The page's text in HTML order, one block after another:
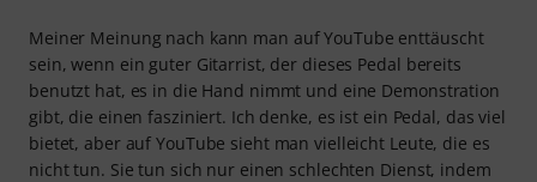
Meiner Meinung nach kann man auf YouTube enttäuscht
sein, wenn ein guter Gitarrist, der dieses Pedal bereits
benutzt hat, es in die Hand nimmt und eine Demonstration
gibt, die einen fasziniert. Ich denke, es ist ein Pedal, das viel
bietet, aber auf YouTube sieht man vielleicht Leute, die es
nicht tun. Sie tun sich nur einen schlechten Dienst, indem